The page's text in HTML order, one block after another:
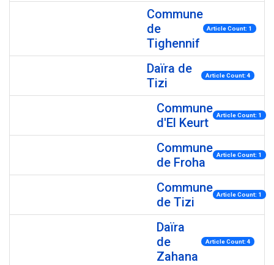
Commune
de
Tighennif
Article Count: 1
Daïra de
Tizi
Article Count: 4
Commune
d'El Keurt
Article Count: 1
Commune
de Froha
Article Count: 1
Commune
de Tizi
Article Count: 1
Daïra
de
Zahana
Article Count: 4